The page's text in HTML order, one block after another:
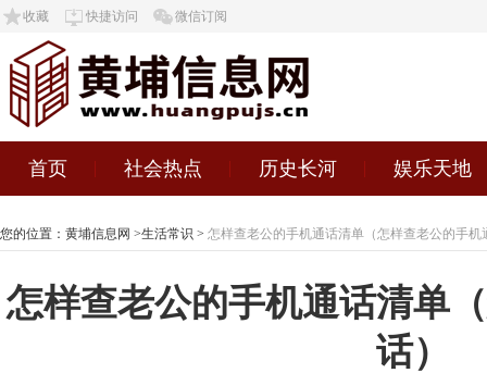
收藏 快捷访问 微信订阅
首页 社会热点 历史长河 娱乐天地
您的位置： 黄埔信息网 >生活常识 > 怎样查老公的手机通话清单（怎样查老公的手机
怎样查老公的手机通话清单
话）